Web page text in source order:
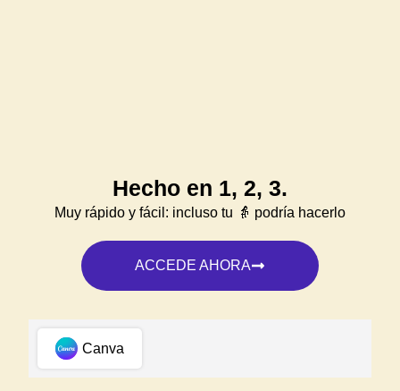
Hecho en 1, 2, 3.
Muy rápido y fácil: incluso tu 👵 podría hacerlo
ACCEDE AHORA
Canva